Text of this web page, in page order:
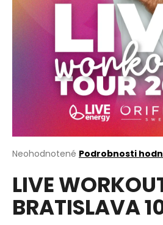
Priemerné
produktu
je
0,0
Neohodnotené Podrobnosti
LIVE
BRATISLAVA
á
j
s
O
d